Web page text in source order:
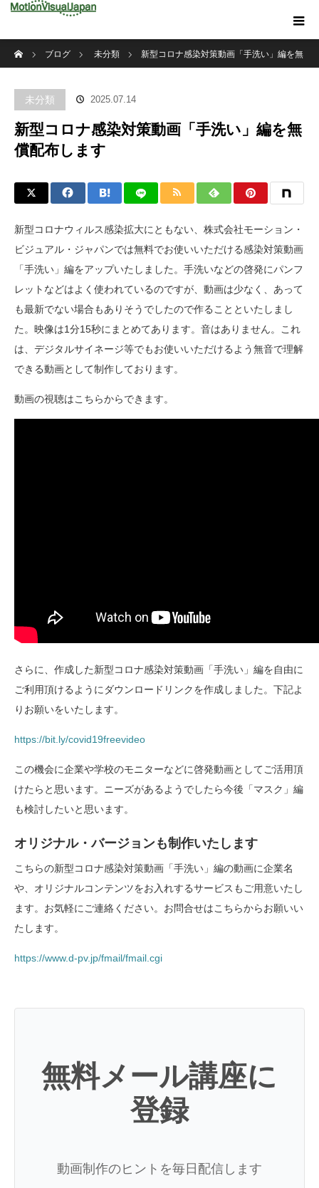
ブログ
未分類 新型コロナ感染対策動画「手洗い」編を無
未分類 2025.07.14
新型コロナ感染対策動画「手洗い」編を無
償配布します
新型コロナウィルス感染拡大にともない、株式会社モーション・
ビジュアル・ジャパンでは無料でお使いいただける感染対策動画
「手洗い」編をアップいたしました。手洗いなどの啓発にパンフ
レットなどはよく使われているのですが、動画は少なく、あって
も最新でない場合もありそうでしたので作ることといたしまし
た。映像は1分15秒にまとめてあります。音はありません。これ
は、デジタルサイネージ等でもお使いいただけるよう無音で理解
できる動画として制作しております。
動画の視聴はこちらからできます。
さらに、作成した新型コロナ感染対策動画「手洗い」編を自由に
ご利用頂けるようにダウンロードリンクを作成しました。下記よ
りお願いをいたします。
https://bit.ly/covid19freevideo
この機会に企業や学校のモニターなどに啓発動画としてご活用頂
けたらと思います。ニーズがあるようでしたら今後「マスク」編
も検討したいと思います。
オリジナル・バージョンも制作いたします
こちらの新型コロナ感染対策動画「手洗い」編の動画に企業名
や、オリジナルコンテンツをお入れするサービスもご用意いたし
ます。お気軽にご連絡ください。お問合せはこちらからお願いい
たします。
https://www.d-pv.jp/fmail/fmail.cgi
無料メール講座に
登録
動画制作のヒントを毎日配信します